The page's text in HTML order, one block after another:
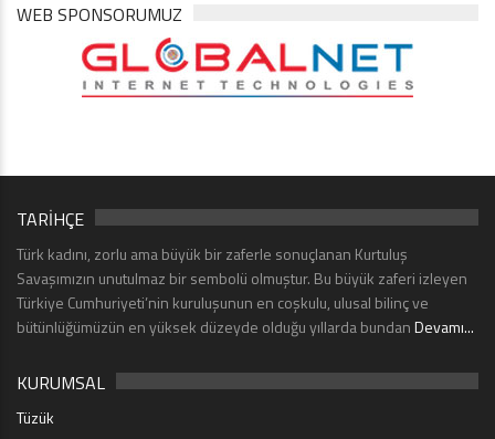
WEB SPONSORUMUZ
TARİHÇE
Türk kadını, zorlu ama büyük bir zaferle sonuçlanan Kurtuluş
Savaşımızın unutulmaz bir sembolü olmuştur. Bu büyük zaferi izleyen
Türkiye Cumhuriyeti’nin kuruluşunun en coşkulu, ulusal bilinç ve
bütünlüğümüzün en yüksek düzeyde olduğu yıllarda bundanDevamı...
KURUMSAL
Tüzük